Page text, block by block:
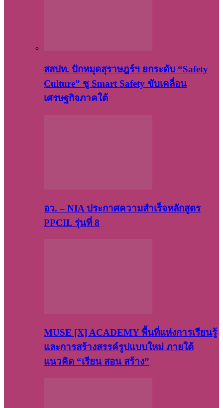
สสปท. ปักหมุดสุราษฎร์ฯ ยกระดับ “Safety
Culture” ชู Smart Safety ขับเคลื่อน
เศรษฐกิจภาคใต้
อว. – NIA ประกาศความสำเร็จหลักสูตร
PPCIL รุ่นที่ 8
MUSE [X] ACADEMY พื้นที่แห่งการเรียนรู้
และการสร้างสรรค์รูปแบบใหม่ ภายใต้
แนวคิด “เรียน สอน สร้าง”